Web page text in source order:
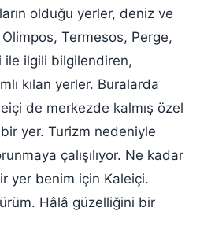
olduğu yerler, deniz ve
Termesos, Perge,
ile ilgili bilgilendiren,
kılan yerler. Buralarda
de merkezde kalmış özel
yer. Turizm nedeniyle
çalışılıyor. Ne kadar
yer benim için Kaleiçi.
Hâlâ güzelliğini bir